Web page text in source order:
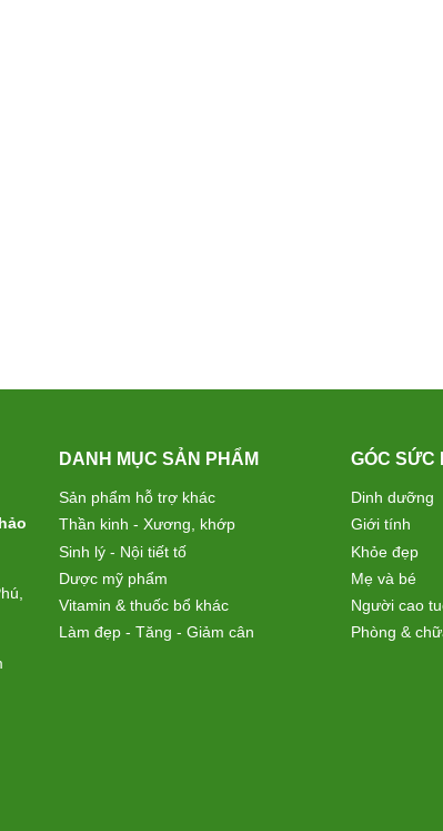
DANH MỤC SẢN PHẨM
Sản phẩm hỗ trợ khác
Thần kinh - Xương, khớp
Sinh lý - Nội tiết tố
Dược mỹ phẩm
Vitamin & thuốc bổ khác
Làm đẹp - Tăng - Giảm cân
GÓC SỨC
Dinh dưỡng
Giới tính
Khỏe đẹp
Mẹ và bé
Người cao
Phòng &